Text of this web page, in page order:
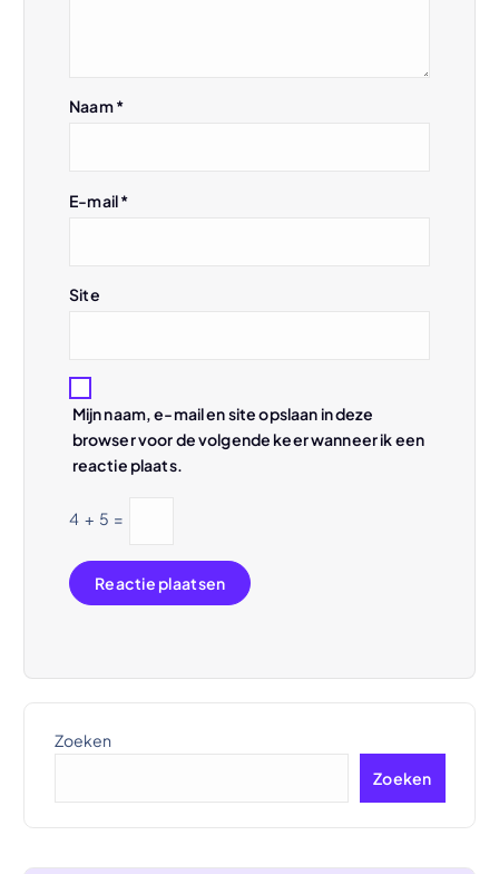
Naam*
E-mail*
Site
Mijn naam, e-mail en site opslaan in deze
browser voor de volgende keer wanneer ik een
reactie plaats.
4 + 5 =
Zoeken
Zoeken